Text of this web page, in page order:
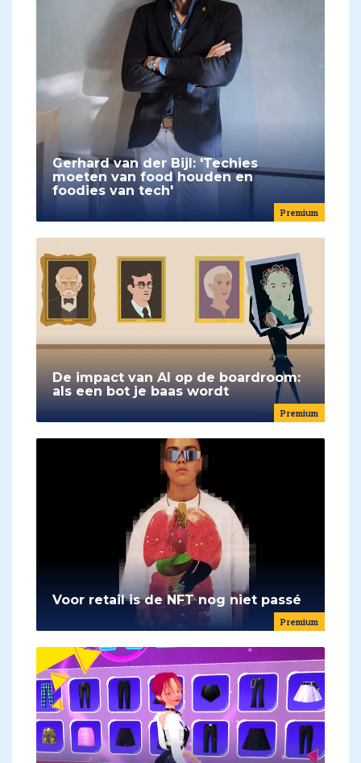
Premium
Gerhard van der Bijl: 'Techies
moeten van food houden en
foodies van tech'
Premium
De impact van AI op de boardroom:
als een bot je baas wordt
Premium
Voor retail is de NFT nog niet passé